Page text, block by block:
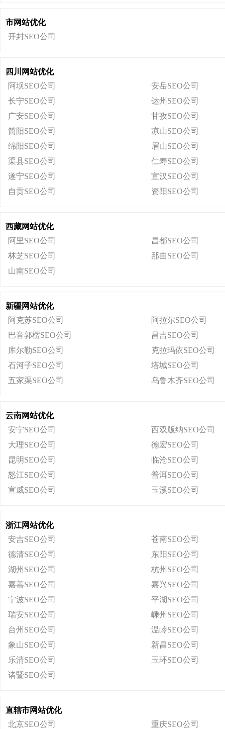
市网站优化
开封SEO公司
四川网站优化
阿坝SEO公司
安岳SEO公司
长宁SEO公司
达州SEO公司
广安SEO公司
甘孜SEO公司
简阳SEO公司
凉山SEO公司
绵阳SEO公司
眉山SEO公司
渠县SEO公司
仁寿SEO公司
遂宁SEO公司
宣汉SEO公司
自贡SEO公司
资阳SEO公司
西藏网站优化
阿里SEO公司
昌都SEO公司
林芝SEO公司
那曲SEO公司
山南SEO公司
新疆网站优化
阿克苏SEO公司
阿拉尔SEO公司
巴音郭楞SEO公司
昌吉SEO公司
库尔勒SEO公司
克拉玛依SEO公司
石河子SEO公司
塔城SEO公司
五家渠SEO公司
乌鲁木齐SEO公司
云南网站优化
安宁SEO公司
西双版纳SEO公司
大理SEO公司
德宏SEO公司
昆明SEO公司
临沧SEO公司
怒江SEO公司
普洱SEO公司
宣威SEO公司
玉溪SEO公司
浙江网站优化
安吉SEO公司
苍南SEO公司
德清SEO公司
东阳SEO公司
湖州SEO公司
杭州SEO公司
嘉善SEO公司
嘉兴SEO公司
宁波SEO公司
平湖SEO公司
瑞安SEO公司
嵊州SEO公司
台州SEO公司
温岭SEO公司
象山SEO公司
新昌SEO公司
乐清SEO公司
玉环SEO公司
诸暨SEO公司
直辖市网站优化
北京SEO公司
重庆SEO公司